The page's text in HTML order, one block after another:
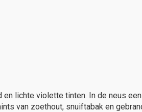
lichte violette tinten. In de neus
van zoethout, snuiftabak en